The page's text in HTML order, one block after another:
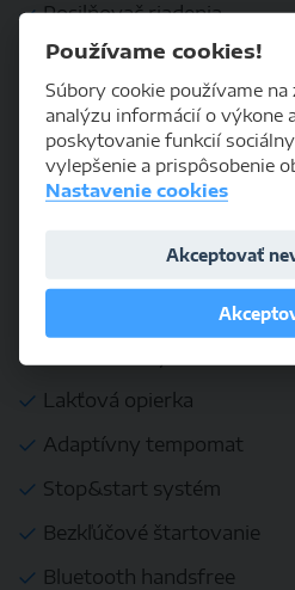
Posilňovač riadenia
Svetelný senzor
Tempomat
Výškovo nastaviteľný
Vyhrievané sedačky
Vyhrievané zrkadlá
Lakťová opierka
Adaptívny tempomat
Stop&start systém
Bezkľúčové štartovanie
Bluetooth handsfree
Používame cookies!
Súbory cookie používame
analýzu informácií o výkone
poskytovanie funkcií
vylepšenie a prispôsobenie
Nastavenie cookies
Akceptovať